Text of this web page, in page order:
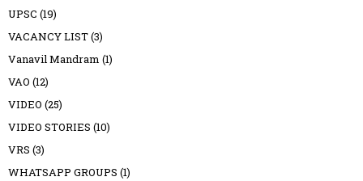
UPSC (19)
VACANCY LIST(3)
Vanavil Mandram (1)
VAO (12)
VIDEO (25)
VIDEO STORIES (10)
VRS (3)
WHATSAPP GROUPS (1)